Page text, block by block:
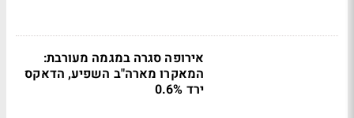
אירופה סגרה במגמה מעורבת:
המאקרו מארה"ב השפיע, הדאקס
ירד 0.6%